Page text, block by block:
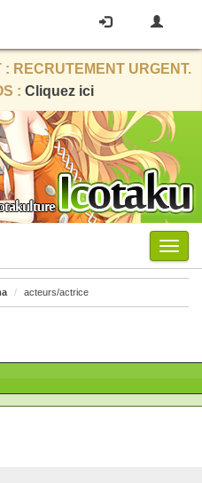
: RECRUTEMENT URGENT.
: Cliquez ici
Menu
acteurs/actrice